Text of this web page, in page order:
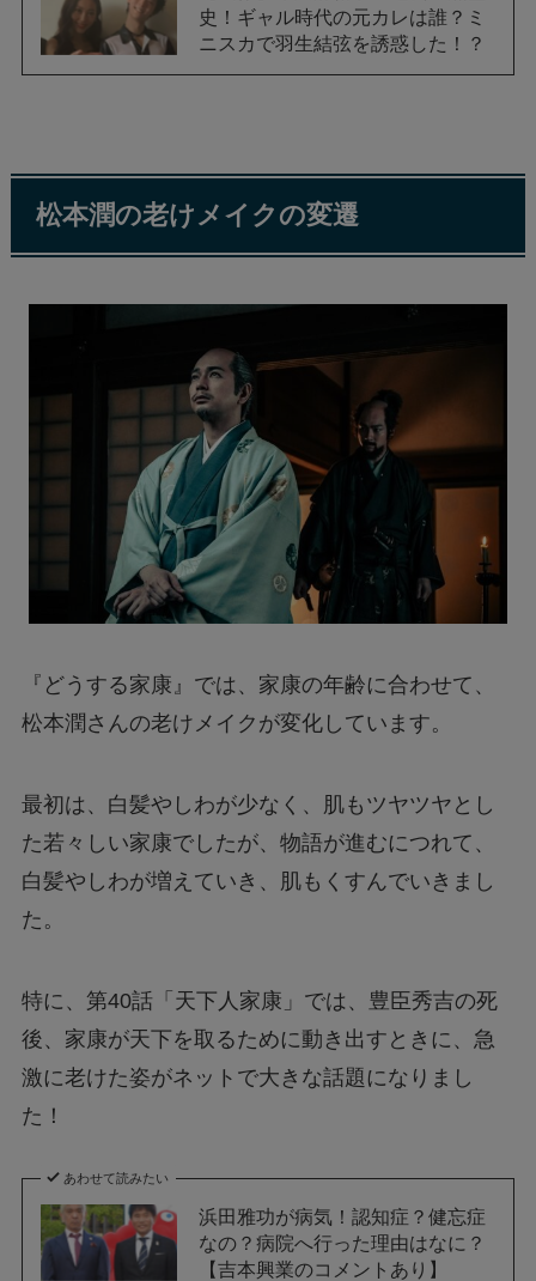
史！ギャル時代の元カレは誰？ミ
ニスカで羽生結弦を誘惑した！？
松本潤の老けメイクの変遷
『どうする家康』では、家康の年齢に合わせて、
松本潤さんの老けメイクが変化しています。
最初は、白髪やしわが少なく、肌もツヤツヤとし
た若々しい家康でしたが、物語が進むにつれて、
白髪やしわが増えていき、肌もくすんでいきまし
た。
特に、第40話「天下人家康」では、豊臣秀吉の死
後、家康が天下を取るために動き出すときに、急
激に老けた姿がネットで大きな話題になりまし
た！
あわせて読みたい
浜田雅功が病気！認知症？健忘症
なの？病院へ行った理由はなに？
【吉本興業のコメントあり】